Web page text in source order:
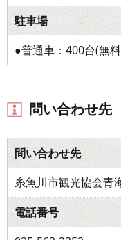
駐車場
●普通車：400台(無
問い合わせ先
問い合わせ先
糸魚川市観光協会青
電話番号